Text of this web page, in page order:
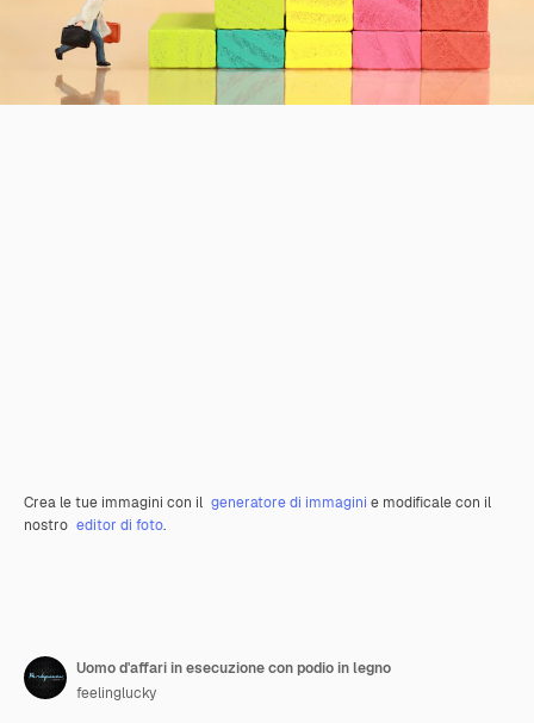
Crea le tue immagini con il generatore di immagini e modificale con il
nostro editor di foto.
Uomo d'affari in esecuzione con podio in legno
feelinglucky